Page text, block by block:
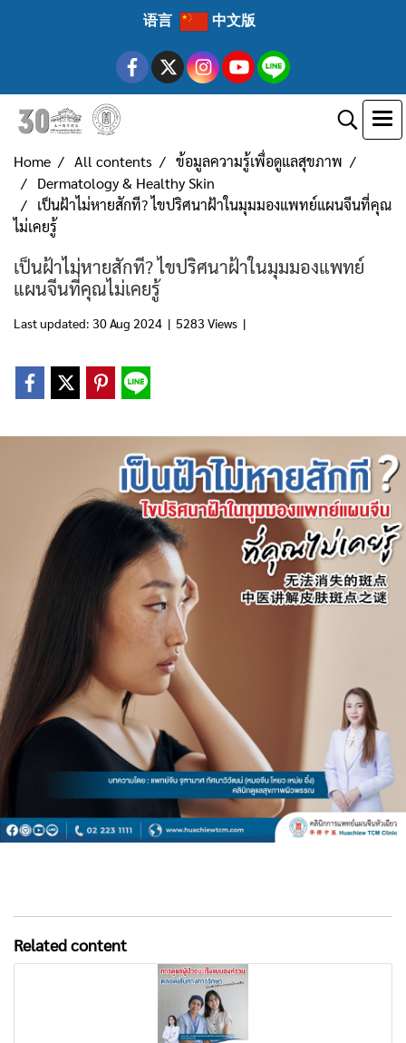
语言 中文版
Home All contents
ข้อมูลความรู้เพื่อดูแลสุขภาพ
Dermatology & Healthy Skin
เป็นฝ้าไม่หายสักที? ไขปริศนาฝ้าในมุมมองแพทย์แผนจีนที่คุณ
ไม่เคยรู้
เป็นฝ้าไม่หายสักที? ไขปริศนาฝ้าในมุมมองแพทย์
แผนจีนที่คุณไม่เคยรู้
Last updated: 30 Aug 2024 | 5283 Views |
Related content